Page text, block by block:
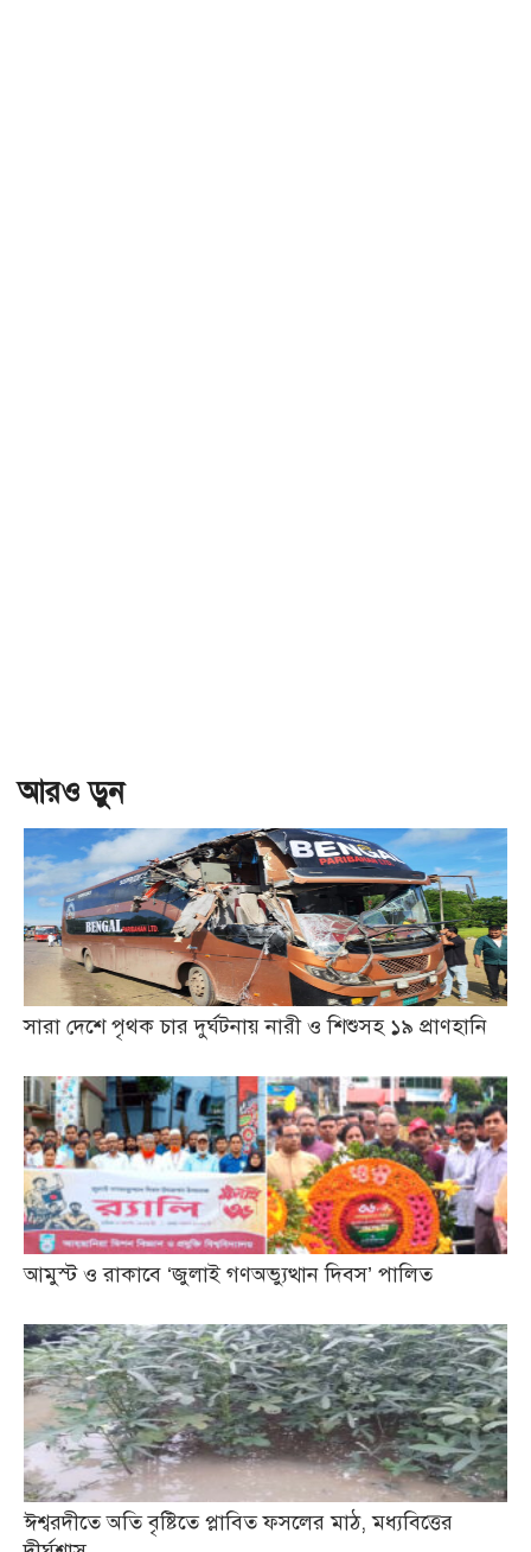
আরও ড়ুন
সারা দেশে পৃথক চার দুর্ঘটনায় নারী ও শিশুসহ ১৯ প্রাণহানি
আমুস্ট ও রাকাবে ‘জুলাই গণঅভ্যুত্থান দিবস’ পালিত
ঈশ্বরদীতে অতি বৃষ্টিতে প্লাবিত ফসলের মাঠ, মধ্যবিত্তের